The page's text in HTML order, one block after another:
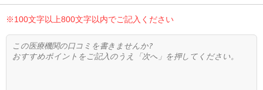
※100文字以上800文字以内でご記入ください